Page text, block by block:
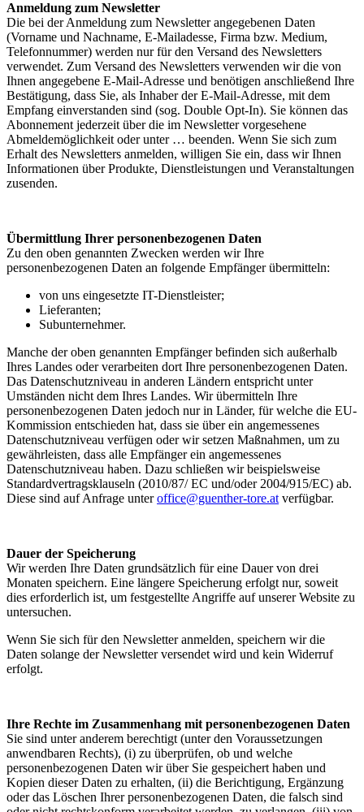
Anmeldung zum Newsletter
Die bei der Anmeldung zum Newsletter angegebenen Daten
(Vorname und Nachname, E-Mailadesse, Firma bzw. Medium,
Telefonnummer) werden nur für den Versand des Newsletters
verwendet. Zum Versand des Newsletters verwenden wir die von
Ihnen angegebene E-Mail-Adresse und benötigen anschließend Ihre
Bestätigung, dass Sie, als Inhaber der E-Mail-Adresse, mit dem
Empfang einverstanden sind (sog. Double Opt-In). Sie können das
Abonnement jederzeit über die im Newsletter vorgesehene
Abmeldemöglichkeit oder unter … beenden. Wenn Sie sich zum
Erhalt des Newsletters anmelden, willigen Sie ein, dass wir Ihnen
Informationen über Produkte, Dienstleistungen und Veranstaltungen
zusenden.
Übermittlung Ihrer personenbezogenen Daten
Zu den oben genannten Zwecken werden wir Ihre
personenbezogenen Daten an folgende Empfänger übermitteln:
von uns eingesetzte IT-Dienstleister;
Lieferanten;
Subunternehmer.
Manche der oben genannten Empfänger befinden sich außerhalb
Ihres Landes oder verarbeiten dort Ihre personenbezogenen Daten.
Das Datenschutzniveau in anderen Ländern entspricht unter
Umständen nicht dem Ihres Landes. Wir übermitteln Ihre
personenbezogenen Daten jedoch nur in Länder, für welche die EU-
Kommission entschieden hat, dass sie über ein angemessenes
Datenschutzniveau verfügen oder wir setzen Maßnahmen, um zu
gewährleisten, dass alle Empfänger ein angemessenes
Datenschutzniveau haben. Dazu schließen wir beispielsweise
Standardvertragsklauseln (2010/87/ EC und/oder 2004/915/EC) ab.
Diese sind auf Anfrage unteroffice@guenther-tore.atverfügbar.
Dauer der Speicherung
Wir werden Ihre Daten grundsätzlich für eine Dauer von drei
Monaten speichern. Eine längere Speicherung erfolgt nur, soweit
dies erforderlich ist, um festgestellte Angriffe auf unserer Website zu
untersuchen.
Wenn Sie sich für den Newsletter anmelden, speichern wir die
Daten solange der Newsletter versendet wird und kein Widerruf
erfolgt.
Ihre Rechte im Zusammenhang mit personenbezogenen Daten
Sie sind unter anderem berechtigt (unter den Voraussetzungen
anwendbaren Rechts), (i) zu überprüfen, ob und welche
personenbezogenen Daten wir über Sie gespeichert haben und
Kopien dieser Daten zu erhalten, (ii) die Berichtigung, Ergänzung
oder das Löschen Ihrer personenbezogenen Daten, die falsch sind